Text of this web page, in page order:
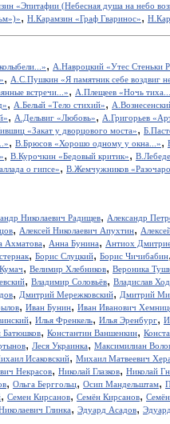
«Эпитафии (Небесная душа на небо
, Н.Карамзин «Граф Гваринос»,
, А.Навроцкий «Утес Cтеньки
, А.С.Пушкин «Я памятник себе воздвиг
встречи...», А.Плещеев «Ночь
, А.Белый «Тело стихий»,
, А.Дельвиг «Любовь», А.Григорьев
«Закат у дворцового моста»,
, В.Брюсов «Хорошо одному у окна...»,
, В.Курочкин «Бедовый критик»,
о гипсе», В.Жемчужников
Николаевич Радищев, Александр
, Алексей Николаевич Апухтин,
Ахматова, Анна Бунина, Антиох
, Борис Слуцкий, Борис Чичибабин,
, Велимир Хлебников, Вероника
, Владимир Соловьёв, Владислав
, Дмитрий Мережковский, Дмитрий
, Иван Бунин, Иван Иванович
, Илья Френкель, Илья Эренбург,
Батюшков, Константин Ваншенкин,
, Леся Украинка, Максимилиан
Исаковский, Михаил Матвеевич
Некрасов, Николай Глазков, Николай
, Ольга Берггольц, Осип Мандельштам,
, Семен Кирсанов, Семён Кирсанов,
Глинка, Эдуард Асадов,